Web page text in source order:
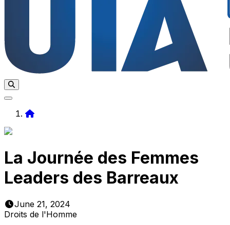
La Journée des Femmes
Leaders des Barreaux
June 21, 2024
Droits de l'Homme